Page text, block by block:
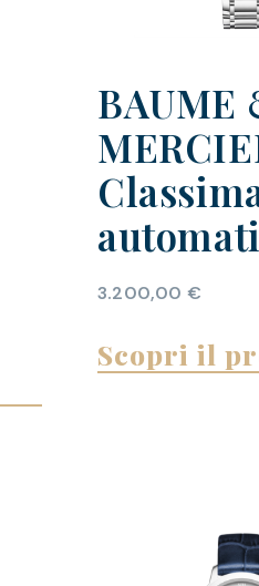
BAUME
3.200,00 €
Scopri il